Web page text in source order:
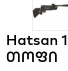
Hatsan
თოფი